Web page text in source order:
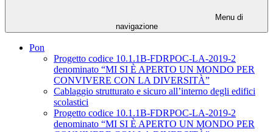
Menu di
navigazione
Pon
Progetto codice 10.1.1B-FDRPOC-LA-2019-2
denominato “MI SI È APERTO UN MONDO PER
CONVIVERE CON LA DIVERSITÀ”
Cablaggio strutturato e sicuro all’interno degli edifici
scolastici
Progetto codice 10.1.1B-FDRPOC-LA-2019-2
denominato “MI SI È APERTO UN MONDO PER